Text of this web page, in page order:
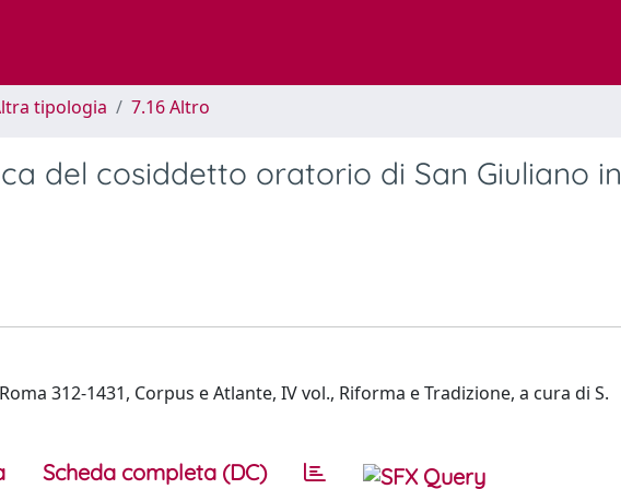
tipologia 7.16 Altro
del cosiddetto oratorio di San Giuliano in
312-1431, Corpus e Atlante, IV vol., Riforma e Tradizione, a cura di S.
Scheda completa (DC)